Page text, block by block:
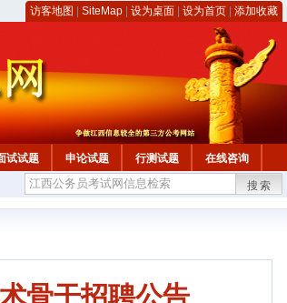
访客地图 SiteMap 设为桌面 设为首页 添加收藏
试试题 申论试题 行测试题 在线咨询
搜索
骨干招聘公告